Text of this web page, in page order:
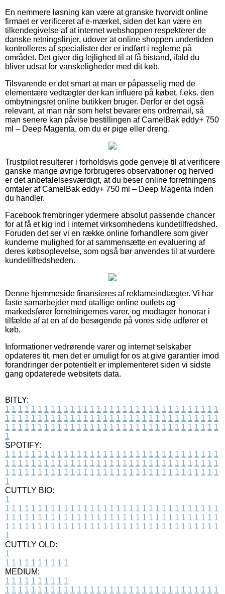
En nemmere løsning kan være at granske hvorvidt online
firmaet er verificeret af e-mærket, siden det kan være en
tilkendegivelse af at internet webshoppen respekterer de
danske retningslinjer, udover at online shoppen undertiden
kontrolleres af specialister der er indført i reglerne på
området. Det giver dig lejlighed til at få bistand, ifald du
bliver udsat for vanskeligheder med dit køb.
Tilsvarende er det smart at man er påpasselig med de
elementære vedtægter der kan influere på købet, f.eks. den
ombytningsret online butikken bruger. Derfor er det også
relevant, at man når som helst bevarer ens ordremail, så
man senere kan påvise bestillingen af CamelBak eddy+ 750
ml – Deep Magenta, om du er pige eller dreng.
Trustpilot resulterer i forholdsvis gode genveje til at verificere
ganske mange øvrige forbrugeres observationer og herved
er det anbefalelsesværdigt, at du beser online forretningens
omtaler af CamelBak eddy+ 750 ml – Deep Magenta inden
du handler.
Facebook frembringer ydermere absolut passende chancer
for at få et kig ind i internet virksomhedens kundetilfredshed.
Foruden det ser vi en række online forhandlere som giver
kunderne mulighed for at sammensætte en evaluering af
deres købsoplevelse, som også bør anvendes til at vurdere
kundetilfredsheden.
Denne hjemmeside finansieres af reklameindtægter. Vi har
faste samarbejder med utallige online outlets og
markedsfører forretningernes varer, og modtager honorar i
tilfælde af at en af de besøgende på vores side udfører et
køb.
Informationer vedrørende varer og internet selskaber
opdateres tit, men det er umuligt for os at give garantier imod
forandringer der potentielt er implementeret siden vi sidste
gang opdaterede websitets data.
BITLY:
1 1 1 1 1 1 1 1 1 1 1 1 1 1 1 1 1 1 1 1 1 1 1 1 1 1 1 1 1 1 1 1 1
1 1 1 1 1 1 1 1 1 1 1 1 1 1 1 1 1 1 1 1 1 1 1 1 1 1 1 1 1 1 1 1 1
1 1 1 1 1 1 1 1 1 1 1 1 1 1 1 1 1 1 1 1 1 1 1 1 1 1 1 1 1 1 1 1 1
1
SPOTIFY:
1 1 1 1 1 1 1 1 1 1 1 1 1 1 1 1 1 1 1 1 1 1 1 1 1 1 1 1 1 1 1 1 1
1 1 1 1 1 1 1 1 1 1 1 1 1 1 1 1 1 1 1 1 1 1 1 1 1 1 1 1 1 1 1 1 1
1 1 1 1 1 1 1 1 1 1 1 1 1 1 1 1 1 1 1 1 1 1 1 1 1 1 1 1 1 1 1 1 1
1
CUTTLY BIO:
1
1 1 1 1 1 1 1 1 1 1 1 1 1 1 1 1 1 1 1 1 1 1 1 1 1 1 1 1 1 1 1 1 1
1 1 1 1 1 1 1 1 1 1 1 1 1 1 1 1 1 1 1 1 1 1 1 1 1 1 1 1 1 1 1 1 1
1 1 1 1 1 1 1 1 1 1 1 1 1 1 1 1 1 1 1 1 1 1 1 1 1 1 1 1 1 1 1 1 1
1
CUTTLY OLD:
1
1 1 1 1 1 1 1 1 1 1
MEDIUM:
1 1 1 1 1 1 1 1 1 1
1 1 1 1 1 1 1 1 1 1 1 1 1 1 1 1 1 1 1 1 1 1 1 1 1 1 1 1 1 1 1 1 1